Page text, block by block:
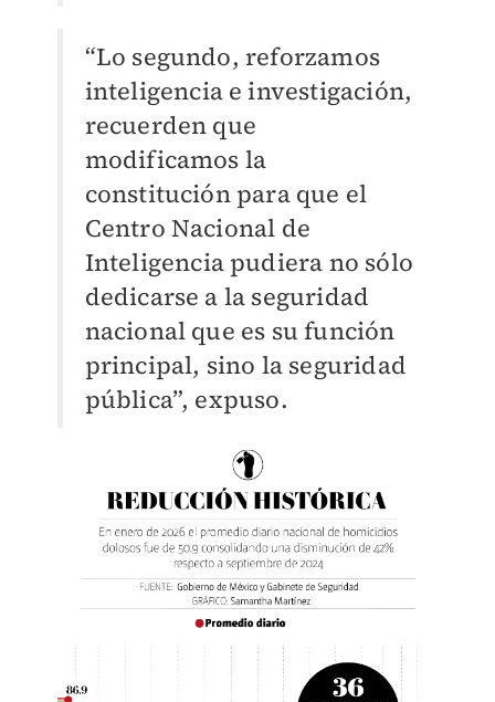
“Lo segundo, reforzamos
inteligencia e investigación,
recuerden que
modificamos la
constitución para que el
Centro Nacional de
Inteligencia pudiera no sólo
dedicarse a la seguridad
nacional que es su función
principal, sino la seguridad
pública”, expuso.